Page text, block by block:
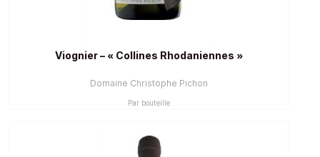
Viognier – « Collines Rhodaniennes »
Domaine Christophe Pichon
Par bouteille